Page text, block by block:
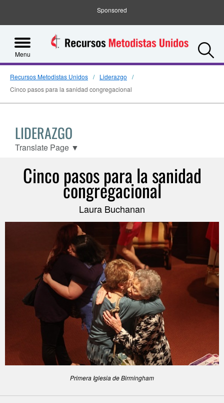
Sponsored
Menu
Recursos Metodistas Unidos
Liderazgo
Cinco pasos para la sanidad congregacional
LIDERAZGO
Translate Page ▼
Cinco pasos para la sanidad
congregacional
Laura Buchanan
Primera Iglesia de Birmingham